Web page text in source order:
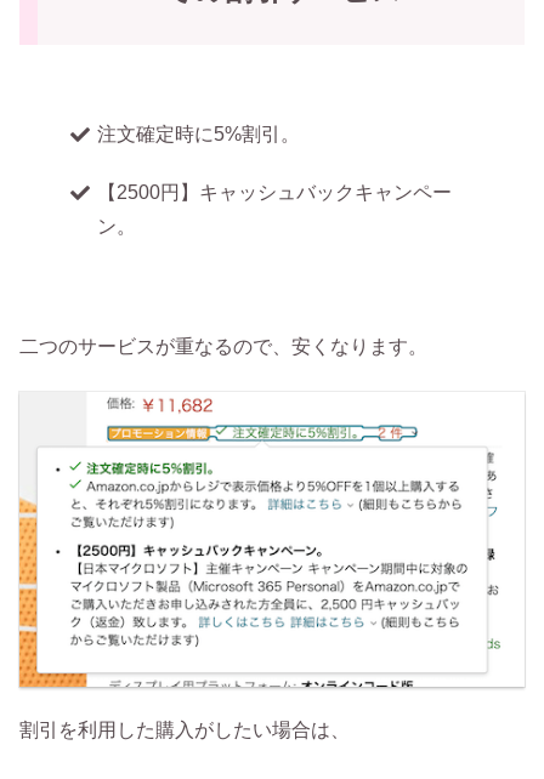
注文確定時に5%割引。
【2500円】キャッシュバックキャンペー
ン。
二つのサービスが重なるので、安くなります。
割引を利用した購入がしたい場合は、